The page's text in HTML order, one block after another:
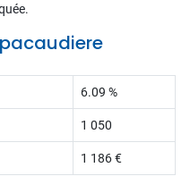
6.09 %
1 050
1 186 €